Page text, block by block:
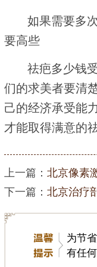
如果需要多
要高些
祛疤多少钱
们的求美者要清
己的经济承受能
才能取得满意的
上一篇： 北京像素
下一篇： 北京治疗
为节
有任